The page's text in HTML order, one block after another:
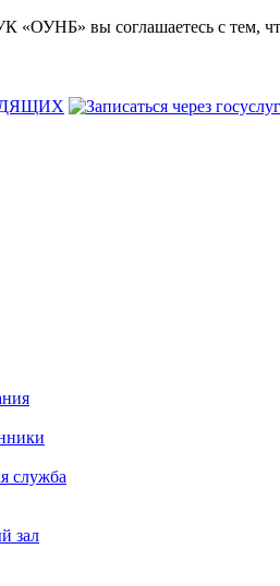
«ОУНБ» вы соглашаетесь с тем,
служба
зал